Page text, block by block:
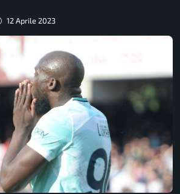
12 Aprile 2023